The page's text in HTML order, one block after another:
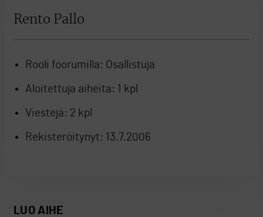
Rento Pallo
Rooli foorumilla: Osallistuja
Aloitettuja aiheita: 1 kpl
Viestejä: 2 kpl
Rekisteröitynyt: 13.7.2006
LUO AIHE